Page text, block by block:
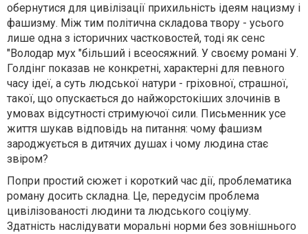
обернутися для цивілізації прихильність ідеям нацизму і
фашизму. Між тим політична складова твору - усього
лише одна з історичних частковостей, тоді як сенс
"Володар мух "більший і всеосяжний. У своєму романі У.
Голдінг показав не конкретні, характерні для певного
часу ідеї, а суть людської натури - гріховної, страшної,
такої, що опускається до найжорстокіших злочинів в
умовах відсутності стримуючої сили. Письменник усе
життя шукав відповідь на питання: чому фашизм
зароджується в дитячих душах і чому людина стає
звіром?
Попри простий сюжет і короткий час дії, проблематика
роману досить складна. Це, передусім проблема
цивілізованості людини та людського соціуму.
Здатність наслідувати моральні норми без зовнішнього